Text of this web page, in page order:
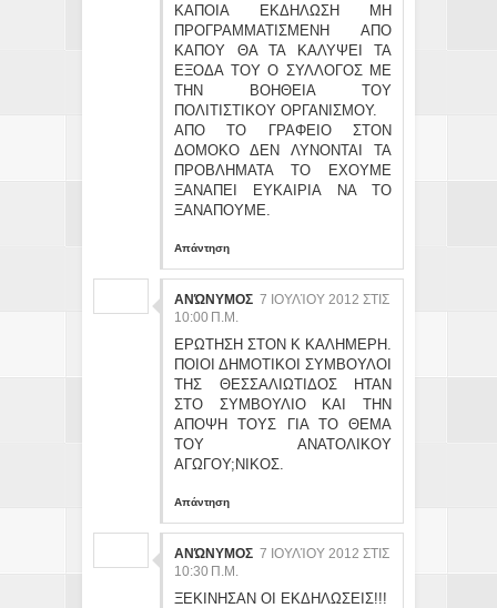
ΚΑΠΟΙΑ ΕΚΔΗΛΩΣΗ ΜΗ
ΠΡΟΓΡΑΜΜΑΤΙΣΜΕΝΗ ΑΠΟ
ΚΑΠΟΥ ΘΑ ΤΑ ΚΑΛΥΨΕΙ ΤΑ
ΕΞΟΔΑ ΤΟΥ Ο ΣΥΛΛΟΓΟΣ ΜΕ
ΤΗΝ ΒΟΗΘΕΙΑ ΤΟΥ
ΠΟΛΙΤΙΣΤΙΚΟΥ ΟΡΓΑΝΙΣΜΟΥ.
ΑΠΟ ΤΟ ΓΡΑΦΕΙΟ ΣΤΟΝ
ΔΟΜΟΚΟ ΔΕΝ ΛΥΝΟΝΤΑΙ ΤΑ
ΠΡΟΒΛΗΜΑΤΑ ΤΟ ΕΧΟΥΜΕ
ΞΑΝΑΠΕΙ ΕΥΚΑΙΡΙΑ ΝΑ ΤΟ
ΞΑΝΑΠΟΥΜΕ.
Απάντηση
ΑΝΏΝΥΜΟΣ 7 ΙΟΥΛΊΟΥ 2012 ΣΤΙΣ
10:00 Π.Μ.
ΕΡΩΤΗΣΗ ΣΤΟΝ Κ ΚΑΛΗΜΕΡΗ.
ΠΟΙΟΙ ΔΗΜΟΤΙΚΟΙ ΣΥΜΒΟΥΛΟΙ
ΤΗΣ ΘΕΣΣΑΛΙΩΤΙΔΟΣ ΗΤΑΝ
ΣΤΟ ΣΥΜΒΟΥΛΙΟ ΚΑΙ ΤΗΝ
ΑΠΟΨΗ ΤΟΥΣ ΓΙΑ ΤΟ ΘΕΜΑ
ΤΟΥ ΑΝΑΤΟΛΙΚΟΥ
ΑΓΩΓΟΥ;ΝΙΚΟΣ.
Απάντηση
ΑΝΏΝΥΜΟΣ 7 ΙΟΥΛΊΟΥ 2012 ΣΤΙΣ
10:30 Π.Μ.
ΞΕΚΙΝΗΣΑΝ ΟΙ ΕΚΔΗΛΩΣΕΙΣ!!!